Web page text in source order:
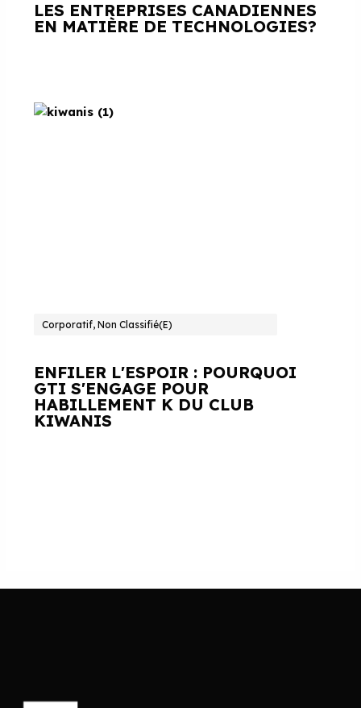
LES ENTREPRISES CANADIENNES
EN MATIÈRE DE TECHNOLOGIES?
Corporatif, Non Classifié(e)
ENFILER L'ESPOIR : POURQUOI
GTI S'ENGAGE POUR
HABILLEMENT K DU CLUB
KIWANIS